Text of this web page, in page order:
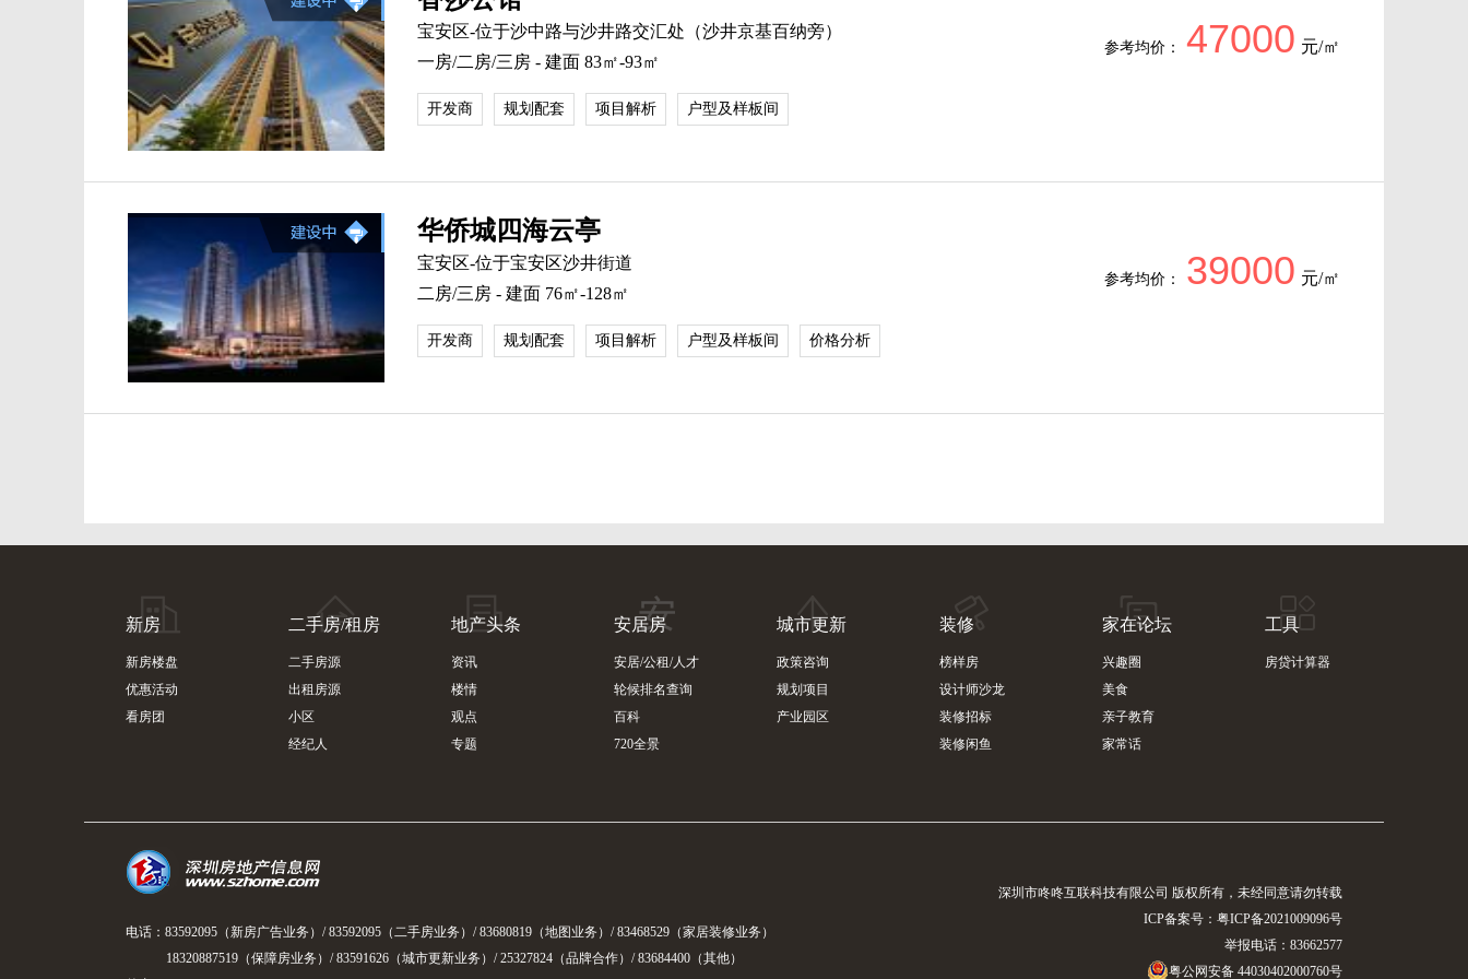
宝安区-位于沙中路与沙井路交汇处（沙井京基百纳旁）
一房/二房/三房 - 建面 83㎡-93㎡
参考均价： 47000 元/㎡
开发商 规划配套 项目解析 户型及样板间
华侨城四海云亭
宝安区-位于宝安区沙井街道
二房/三房 - 建面 76㎡-128㎡
参考均价： 39000 元/㎡
开发商 规划配套 项目解析 户型及样板间 价格分析
新房
新房楼盘
优惠活动
看房团
二手房/租房
二手房源
出租房源
小区
经纪人
地产头条
资讯
楼情
观点
专题
安居房
安居/公租/人才
轮候排名查询
百科
720全景
城市更新
政策咨询
规划项目
产业园区
装修
榜样房
设计师沙龙
装修招标
装修闲鱼
家在论坛
兴趣圈
美食
亲子教育
家常话
工具
房贷计算器
电话：83592095（新房广告业务）/ 83592095（二手房业务）/ 83680819（地图业务）/ 83468529（家居装修业务）
18320887519（保障房业务）/ 83591626（城市更新业务）/ 25327824（品牌合作）/ 83684400（其他）
深圳市咚咚互联科技有限公司 版权所有，未经同意请勿转载
ICP备案号： 粤ICP备2021009096号
举报电话：83662577
粤公网安备 44030402000760号